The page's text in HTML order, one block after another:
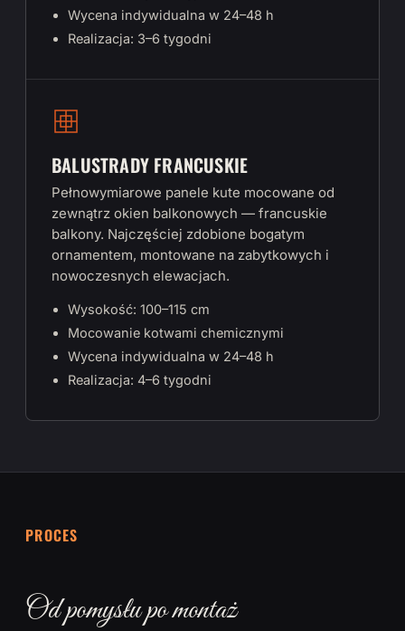
Wycena indywidualna w 24–48 h
Realizacja: 3–6 tygodni
BALUSTRADY FRANCUSKIE
Pełnowymiarowe panele kute mocowane od
zewnątrz okien balkonowych — francuskie
balkony. Najczęściej zdobione bogatym
ornamentem, montowane na zabytkowych i
nowoczesnych elewacjach.
Wysokość: 100–115 cm
Mocowanie kotwami chemicznymi
Wycena indywidualna w 24–48 h
Realizacja: 4–6 tygodni
PROCES
Od pomysłu po montaż